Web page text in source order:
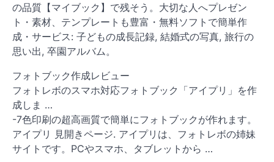
の品質【マイブック】で残そう。大切な人へプレゼン
ト・素材、テンプレートも豊富・無料ソフトで簡単作
成・サービス: 子どもの成長記録, 結婚式の写真, 旅行の
思い出, 卒園アルバム。
フォトブック作成レビュー
フォトレボのスマホ対応フォトブック「アイプリ」を作
成しま …
-7色印刷の超高画質で簡単にフォトブックが作れます。
アイプリ 見開きページ. アイプリは、フォトレボの姉妹
サイトです。PCやスマホ、タブレットから …